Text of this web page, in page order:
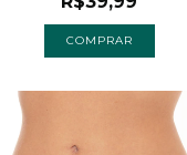
COMPRAR